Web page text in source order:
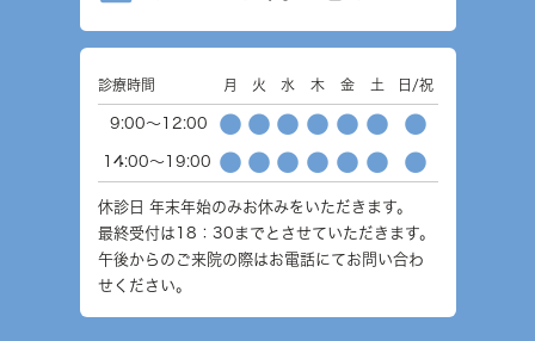
診療時間 月 火 水 木 金 土 日/祝
9:00～12:00 ● ● ● ● ● ● ●
14:00～19:00 ● ● ● ● ● ● ●
休診日 年末年始のみお休みをいただきます。
最終受付は18：30までとさせていただきます。
午後からのご来院の際はお電話にてお問い合わ
せください。